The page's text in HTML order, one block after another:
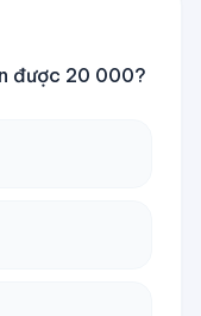
được 20 000?